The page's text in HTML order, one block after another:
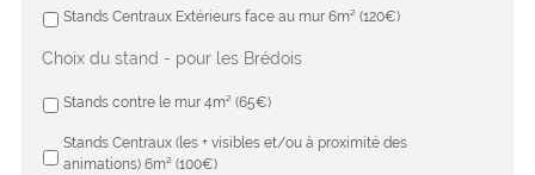
Stands Centraux Extérieurs face au mur 6m² (120€)
Choix du stand - pour les Brédois
Stands contre le mur 4m² (65€)
Stands Centraux (les + visibles et/ou à proximité des
animations) 6m² (100€)